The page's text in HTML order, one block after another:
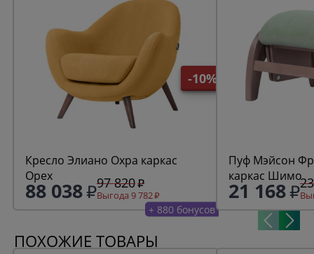
-10%
Кресло Элиано Охра каркас
Орех
88 038 97 820
Выгода 9 782
+ 880 бонусов
Пуф Мэйсон Фреш 19 минт
каркас Шимо
21 168
ПОХОЖИЕ ТОВАРЫ